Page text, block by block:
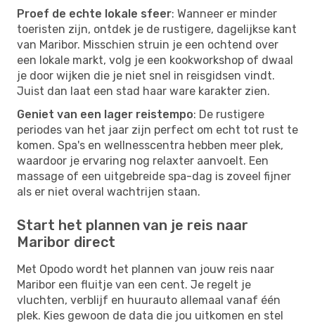
Proef de echte lokale sfeer: Wanneer er minder
toeristen zijn, ontdek je de rustigere, dagelijkse kant
van Maribor. Misschien struin je een ochtend over
een lokale markt, volg je een kookworkshop of dwaal
je door wijken die je niet snel in reisgidsen vindt.
Juist dan laat een stad haar ware karakter zien.
Geniet van een lager reistempo: De rustigere
periodes van het jaar zijn perfect om echt tot rust te
komen. Spa's en wellnesscentra hebben meer plek,
waardoor je ervaring nog relaxter aanvoelt. Een
massage of een uitgebreide spa-dag is zoveel fijner
als er niet overal wachtrijen staan.
Start het plannen van je reis naar
Maribor direct
Met Opodo wordt het plannen van jouw reis naar
Maribor een fluitje van een cent. Je regelt je
vluchten, verblijf en huurauto allemaal vanaf één
plek. Kies gewoon de data die jou uitkomen en stel